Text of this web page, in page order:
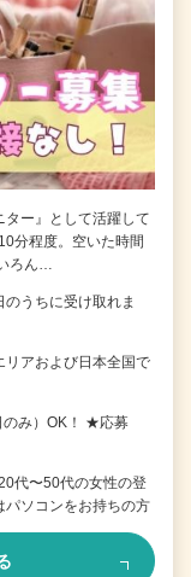
ー』として活躍して
分程度。空いた時間
ろん…
うちに受け取れま
アおよび日本全国で
み）OK！ ★応募
代〜50代の女性の登
ソコンをお持ちの方